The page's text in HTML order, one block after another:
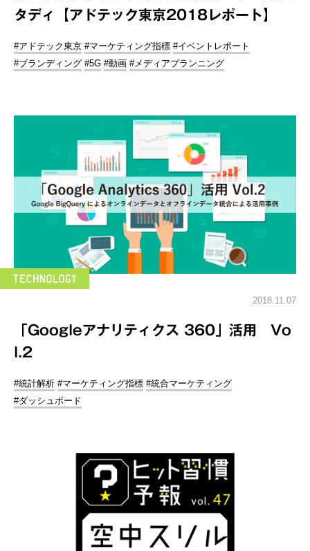
タディ【アドテック東京2018レポート】
#アドテック東京 #マーケティング指標 #イベントレポート
#ブランディング #5G #動画 #メディアプランニング
2018.11.07
「Googleアナリティクス 360」活用 Vo
l.2
#統計解析 #マーケティング指標 #統合マーケティング
#ダッシュボード